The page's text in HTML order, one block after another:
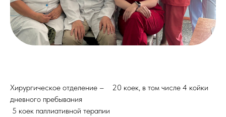
Хирургическое отделение – 20 коек, в том числе 4 койки
дневного пребывания
5 коек паллиативной терапии